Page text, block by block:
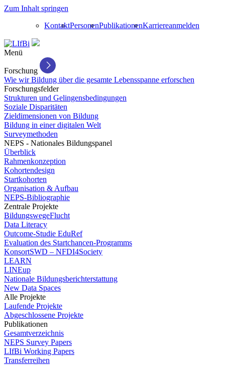
Zum Inhalt springen
KontaktPersonenPublikationenKarriereanmelden
Menü
Forschung
Wie wir Bildung über die gesamte Lebensspanne erforschen
Forschungsfelder
Strukturen und Gelingensbedingungen
Soziale Disparitäten
Zieldimensionen von Bildung
Bildung in einer digitalen Welt
Surveymethoden
NEPS - Nationales Bildungspanel
Überblick
Rahmenkonzeption
Kohortendesign
Startkohorten
Organisation & Aufbau
NEPS-Bibliographie
Zentrale Projekte
BildungswegeFlucht
Data Literacy
Outcome-Studie EduRef
Evaluation des Startchancen-Programms
KonsortSWD – NFDI4Society
LEARN
LINEup
Nationale Bildungsberichterstattung
New Data Spaces
Alle Projekte
Laufende Projekte
Abgeschlossene Projekte
Publikationen
Gesamtverzeichnis
NEPS Survey Papers
LIfBi Working Papers
Transferreihen